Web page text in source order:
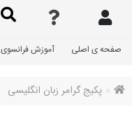
صفحه ی اصلی آموزش فرانسوی
پکیج گرامر زبان انگلیسی